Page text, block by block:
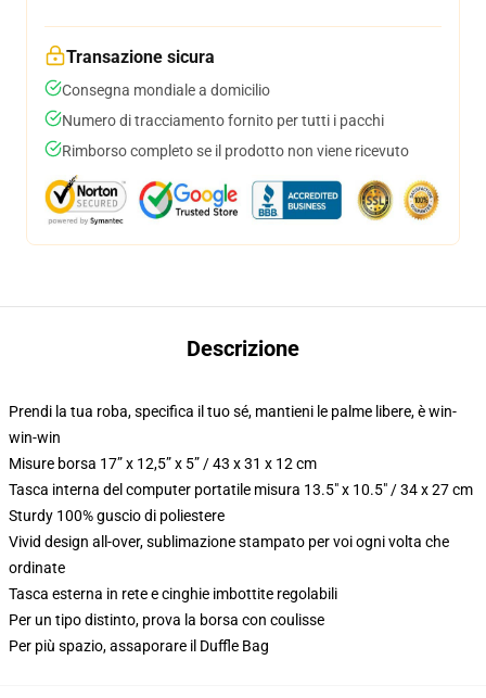
Transazione sicura
Consegna mondiale a domicilio
Numero di tracciamento fornito per tutti i pacchi
Rimborso completo se il prodotto non viene ricevuto
Descrizione
Prendi la tua roba, specifica il tuo sé, mantieni le palme libere, è win-
win-win
Misure borsa 17” x 12,5” x 5” / 43 x 31 x 12 cm
Tasca interna del computer portatile misura 13.5" x 10.5" / 34 x 27 cm
Sturdy 100% guscio di poliestere
Vivid design all-over, sublimazione stampato per voi ogni volta che
ordinate
Tasca esterna in rete e cinghie imbottite regolabili
Per un tipo distinto, prova la borsa con coulisse
Per più spazio, assaporare il Duffle Bag